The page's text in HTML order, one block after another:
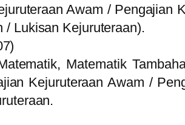
Awam / Pengajian
/ Lukisan Kejuruteraan).
Matematik
Kejuruteraan Awam /